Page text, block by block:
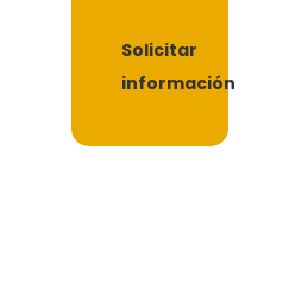
Solicitar
información